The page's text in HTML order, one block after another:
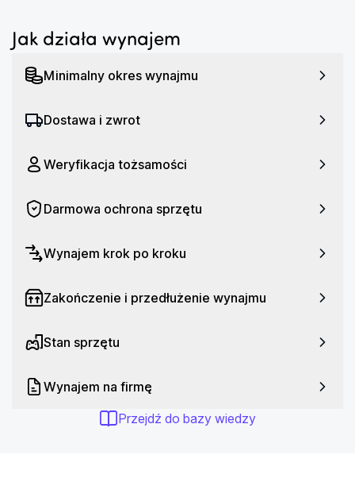
Jak działa wynajem
Minimalny okres wynajmu
Dostawa i zwrot
Weryfikacja tożsamości
Darmowa ochrona sprzętu
Wynajem krok po kroku
Zakończenie i przedłużenie wynajmu
Stan sprzętu
Wynajem na firmę
Przejdź do bazy wiedzy